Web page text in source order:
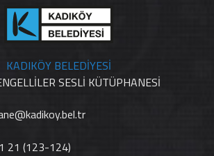
KADIKÖY BELEDİYESİ
SESLİ KÜTÜPHANESİ
21 (123-124)